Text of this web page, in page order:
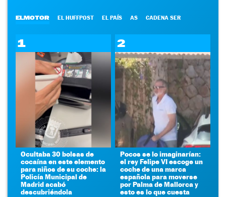
ELMOTOR EL HUFFPOST EL PAÍS AS CADENA SER
1
Ocultaba 30 bolsas de
cocaína en este elemento
para niños de su coche: la
Policía Municipal de
Madrid acabó
descubriéndola
2
Pocos se lo imaginarían:
el rey Felipe VI escoge un
coche de una marca
española para moverse
por Palma de Mallorca y
esto es lo que cuesta